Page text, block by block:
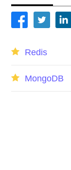
Redis
MongoDB